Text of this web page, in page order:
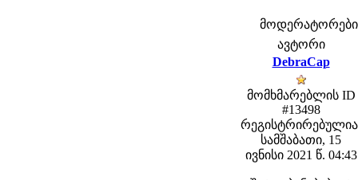
მოდერატორები:
ავტორი
DebraCap
მომხმარებლის ID
#13498
სამშაბათი, 15
ივნისი 2021 წ. 04:43